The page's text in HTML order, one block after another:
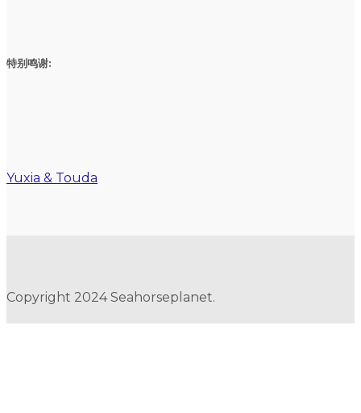
特别鸣谢:
Yuxia & Touda
Copyright 2024 Seahorseplanet.